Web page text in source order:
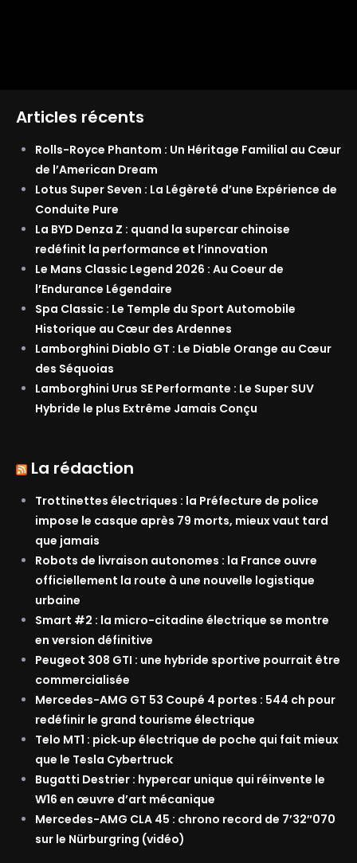
Articles récents
Rolls-Royce Phantom : Un Héritage Familial au Cœur
de l’American Dream
Lotus Super Seven : La Légèreté d’une Expérience de
Conduite Pure
La BYD Denza Z : quand la supercar chinoise
redéfinit la performance et l’innovation
Le Mans Classic Legend 2026 : Au Coeur de
l’Endurance Légendaire
Spa Classic : Le Temple du Sport Automobile
Historique au Cœur des Ardennes
Lamborghini Diablo GT : Le Diable Orange au Cœur
des Séquoias
Lamborghini Urus SE Performante : Le Super SUV
Hybride le plus Extrême Jamais Conçu
La rédaction
Trottinettes électriques : la Préfecture de police
impose le casque après 79 morts, mieux vaut tard
que jamais
Robots de livraison autonomes : la France ouvre
officiellement la route à une nouvelle logistique
urbaine
Smart #2 : la micro-citadine électrique se montre
en version définitive
Peugeot 308 GTI : une hybride sportive pourrait être
commercialisée
Mercedes-AMG GT 53 Coupé 4 portes : 544 ch pour
redéfinir le grand tourisme électrique
Telo MT1 : pick‑up électrique de poche qui fait mieux
que le Tesla Cybertruck
Bugatti Destrier : hypercar unique qui réinvente le
W16 en œuvre d’art mécanique
Mercedes-AMG CLA 45 : chrono record de 7’32″070
sur le Nürburgring (vidéo)